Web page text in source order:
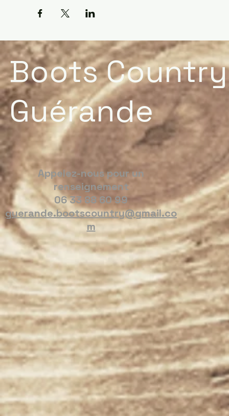
Boots Country
Guérande
Appelez-nous pour un
renseignement
06 33 88 60 99
guerande.bootscountry@gmail.co
m